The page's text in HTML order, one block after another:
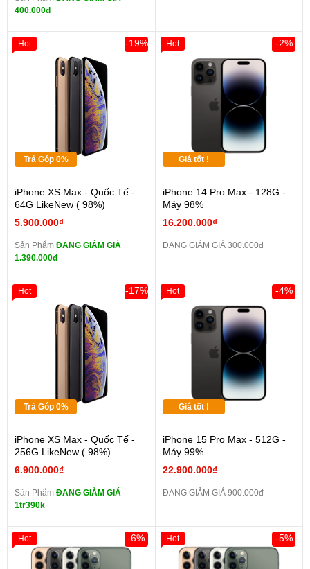
400.000đ
Trả Góp 0%
iPhone XS Max - Quốc Tế -
64G LikeNew ( 98%)
5.900.000₫
-19%
Sản Phẩm ĐANG GIẢM GIÁ
1.390.000đ
Hot
Giá tốt !
iPhone 14 Pro Max - 128G -
Máy 98%
16.200.000₫
-2%
ĐANG GIẢM GIÁ 300.000đ
Hot
Trả Góp 0%
iPhone XS Max - Quốc Tế -
256G LikeNew ( 98%)
6.900.000₫
-17%
Sản Phẩm ĐANG GIẢM GIÁ
1tr390k
Hot
Giá tốt !
iPhone 15 Pro Max - 512G -
Máy 99%
22.900.000₫
-4%
ĐANG GIẢM GIÁ 900.000đ
Hot
-6%
Hot -5%
Hot